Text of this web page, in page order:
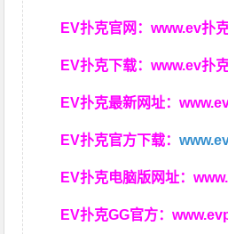
EV扑克官网：www.ev扑
EV扑克下载：www.ev扑
EV扑克最新网址：
EV扑克官方下载：
EV扑克电脑版网址：
EV扑克GG官方：